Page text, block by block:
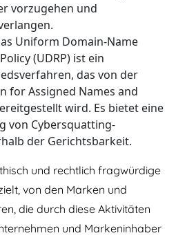
vorzugehen und
Uniform Domain-Name
(UDRP) ist ein
das von der
for Assigned Names and
wird. Es bietet eine
von Cybersquatting-
der Gerichtsbarkeit.
und rechtlich fragwürdige
von den Marken und
die durch diese Aktivitäten
und Markeninhaber